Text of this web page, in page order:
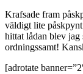
Krafsade fram
väldigt lite
hittat lådan blev jag
ordningssamt!
[adrotate